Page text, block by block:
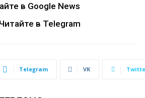
в Google News
Читайте в Telegram
Telegram VK